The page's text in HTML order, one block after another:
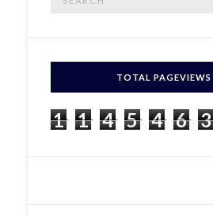
r
TOTAL PAGEVIEWS
1 1 4 5 4 6 3